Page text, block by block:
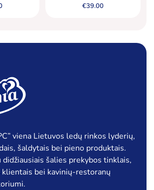
€39.00
viena Lietuvos ledų rinkos lyderių,
šaldytais bei pieno produktais.
didžiausiais šalies prekybos tinklais,
bei kavinių-restoranų